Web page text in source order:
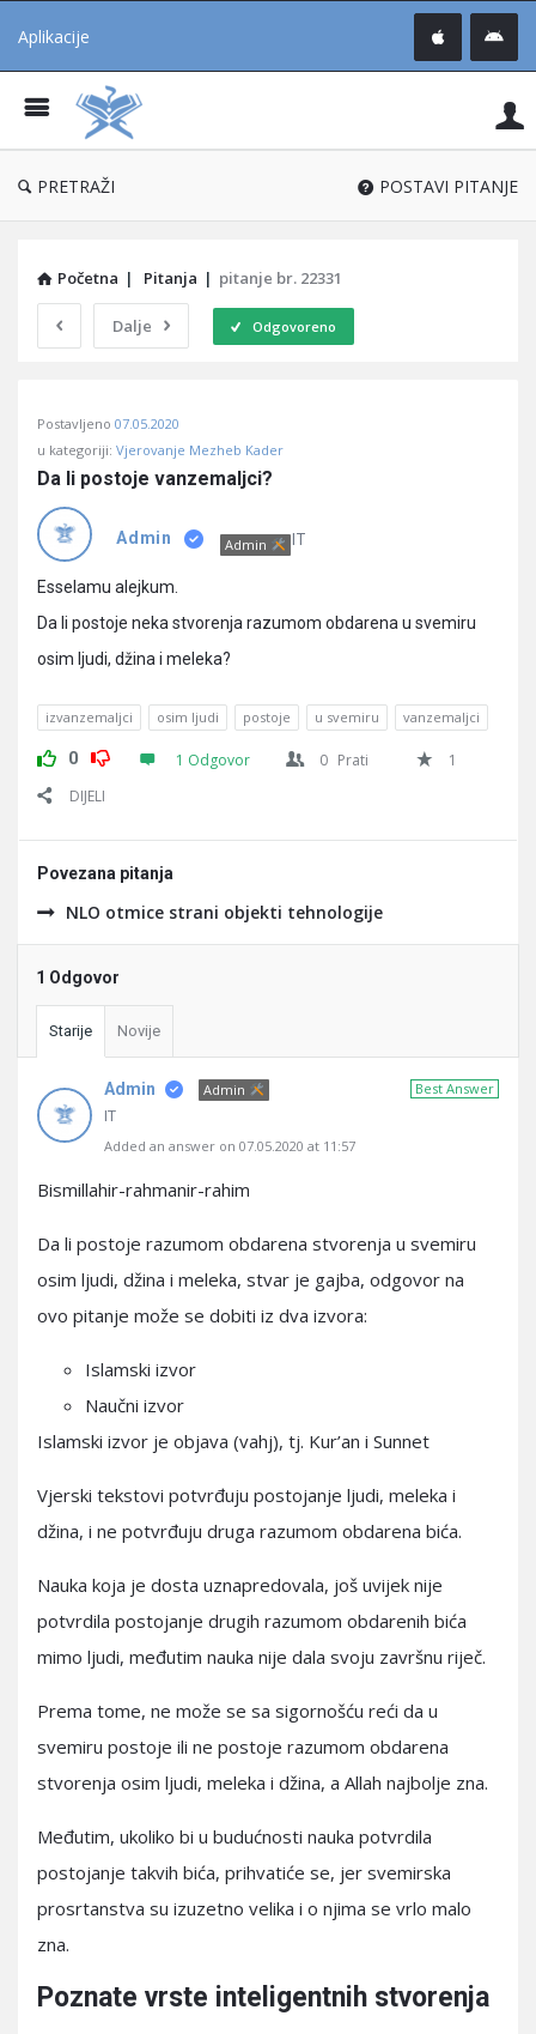
Aplikacije
®
PRETRAŽI POSTAVI PITANJE
Početna | Pitanja | pitanje br. 22331
Dalje Odgovoreno
Učene
Latest
Pitanja
Postavljeno 07.05.2020
u kategoriji: Vjerovanje Mezheb Kader
Da li postoje vanzemaljci?
Admin Admin IT
Esselamu alejkum.
Da li postoje neka stvorenja razumom obdarena u svemiru
osim ljudi, džina i meleka?
izvanzemaljci osim ljudi postoje u svemiru vanzemaljci
0 1 Odgovor 0 Prati
1
DIJELI
Povezana pitanja
NLO otmice strani objekti tehnologije
1 Odgovor
Starije Novije
Best Answer
Admin Admin
IT
Added an answer on 07.05.2020 at 11:57
Bismillahir-rahmanir-rahim
Da li postoje razumom obdarena stvorenja u svemiru
osim ljudi, džina i meleka, stvar je gajba, odgovor na
ovo pitanje može se dobiti iz dva izvora:
Islamski izvor
Naučni izvor
Islamski izvor je objava (vahj), tj. Kur’an i Sunnet
Vjerski tekstovi potvrđuju postojanje ljudi, meleka i
džina, i ne potvrđuju druga razumom obdarena bića.
Nauka koja je dosta uznapredovala, još uvijek nije
potvrdila postojanje drugih razumom obdarenih bića
mimo ljudi, međutim nauka nije dala svoju završnu riječ.
Prema tome, ne može se sa sigornošću reći da u
svemiru postoje ili ne postoje razumom obdarena
stvorenja osim ljudi, meleka i džina, a Allah najbolje zna.
Međutim, ukoliko bi u budućnosti nauka potvrdila
postojanje takvih bića, prihvatiće se, jer svemirska
prosrtanstva su izuzetno velika i o njima se vrlo malo
zna.
Poznate vrste inteligentnih stvorenja